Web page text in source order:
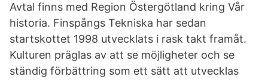
Avtal finns med Region Östergötland kring Vår
historia. Finspångs Tekniska har sedan
startskottet 1998 utvecklats i rask takt framåt.
Kulturen präglas av att se möjligheter och se
ständig förbättring som ett sätt att utvecklas